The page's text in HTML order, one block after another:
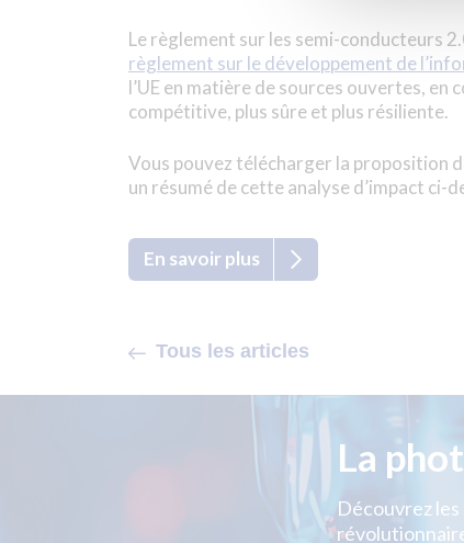
Le règlement sur les semi-conducteurs
règlement sur le développement de
l’UE en matière de sources ouvertes,
compétitive, plus sûre et plus résiliente.
Vous pouvez télécharger la proposition
un résumé de cette analyse d’impact ci-
En savoir plus
Tous les articles
La
Découvrez